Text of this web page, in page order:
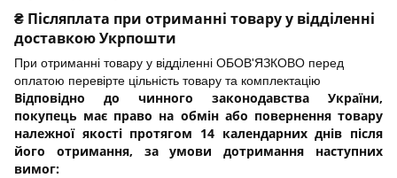
₴ Післяплата при отриманні товару у відділенні
доставкою Укрпошти
При отриманні товару у відділенні ОБОВ'ЯЗКОВО перед
оплатою перевірте цільність товару та комплектацію
Відповідно до чинного законодавства України,
покупець має право на обмін або повернення товару
належної якості протягом 14 календарних днів після
його отримання, за умови дотримання наступних
вимог: